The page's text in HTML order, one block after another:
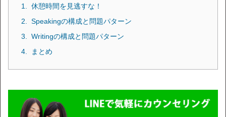
休憩時間を見逃すな！
Speakingの構成と問題パターン
Writingの構成と問題パターン
まとめ